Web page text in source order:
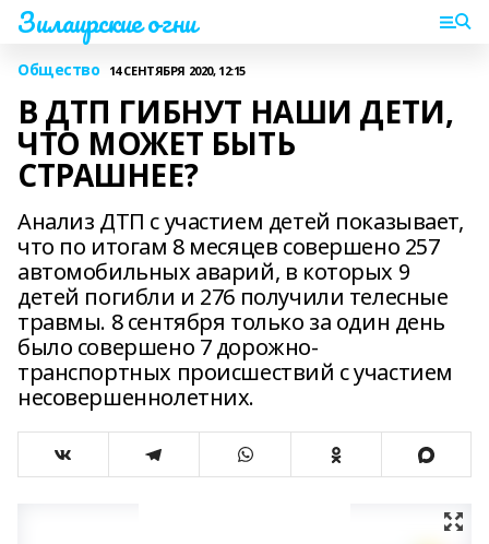
Зилаирские огни
Общество 14 СЕНТЯБРЯ 2020, 12:15
В ДТП ГИБНУТ НАШИ ДЕТИ,
ЧТО МОЖЕТ БЫТЬ
СТРАШНЕЕ?
Анализ ДТП с участием детей показывает,
что по итогам 8 месяцев совершено 257
автомобильных аварий, в которых 9
детей погибли и 276 получили телесные
травмы. 8 сентября только за один день
было совершено 7 дорожно-
транспортных происшествий с участием
несовершеннолетних.